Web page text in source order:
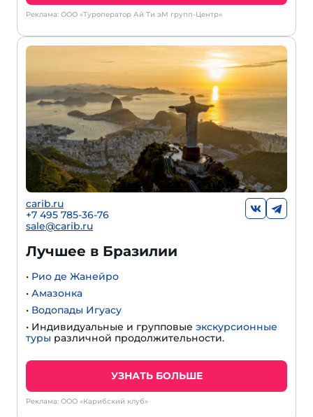
Реклама: ООО «Туроператор Ай Ти эМ групп-Центр»
carib.ru
+7 495 785-36-76
sale@carib.ru
Лучшее в Бразилии
• Рио де Жанейро
• Амазонка
• Водопады Игуасу
• Индивидуальные и групповые экскурсионные
туры различной продолжительности.
УЗНАТЬ БОЛЬШЕ
Реклама: ООО «Карибский клуб»